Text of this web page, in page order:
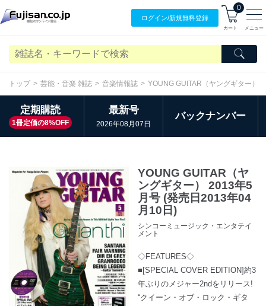
ログイン/新規無料登録
0
カート メニュー
トップ 芸能・音楽 雑誌 音楽情報誌 YOUNG GUITAR（ヤングギター）
定期購読
1冊定価の8%OFF
最新号
2026年08月07日
バックナンバー
YOUNG GUITAR（ヤ
ングギター） 2013年5
月号 (発売日2013年04
月10日)
シンコーミュージック・エンタテイ
メント
◇FEATURES◇
■[SPECIAL COVER EDITION]約3
年ぶりのメジャー2ndをリリース!
“クイーン・オブ・ロック・ギタ